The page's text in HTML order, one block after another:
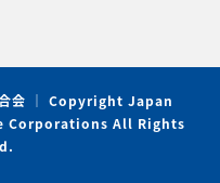
合会 ｜ Copyright Japan
Corporations All Rights